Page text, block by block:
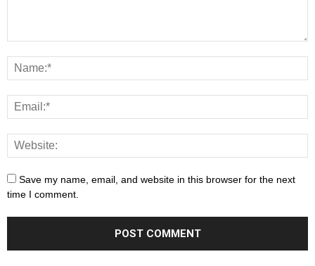
Save my name, email, and website in this browser for the next
time I comment.